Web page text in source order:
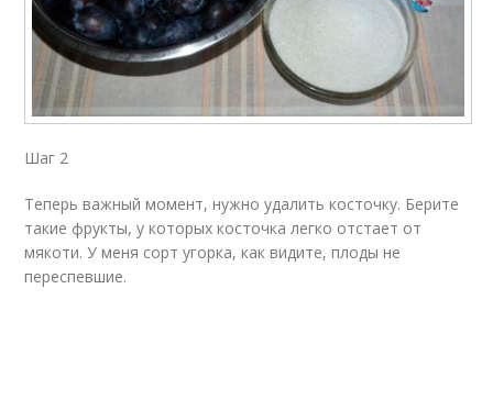
Шаг 2
Теперь важный момент, нужно удалить косточку. Берите
такие фрукты, у которых косточка легко отстает от
мякоти. У меня сорт угорка, как видите, плоды не
переспевшие.